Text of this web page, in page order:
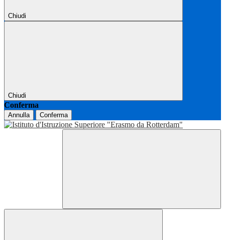
Chiudi
Chiudi
Conferma
Annulla Conferma